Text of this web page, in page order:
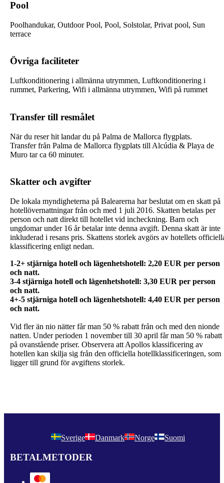
Pool
Poolhandukar, Outdoor Pool, Pool, Solstolar, Privat pool, Sun
terrace
Övriga faciliteter
Luftkonditionering i allmänna utrymmen, Luftkonditionering i
rummet, Parkering, Wifi i allmänna utrymmen, Wifi på rummet
Transfer till resmålet
När du reser hit landar du på Palma de Mallorca flygplats.
Transfer från Palma de Mallorca flygplats till Alcúdia & Playa de
Muro tar ca 60 minuter.
Skatter och avgifter
De lokala myndigheterna på Balearerna har beslutat om en skatt på
hotellövernattningar från och med 1 juli 2016. Skatten betalas per
person och natt direkt till hotellet vid incheckning. Barn och
ungdomar under 16 år betalar inte denna avgift. Denna skatt är inte
inkluderad i resans pris. Skattens storlek avgörs av hotellets
klassificering enligt nedan.
1-2+ stjärniga hotell och lägenhetshotell: 2,20 EUR per person
och natt.
3-4 stjärniga hotell och lägenhetshotell: 3,30 EUR per person
och natt.
4+-5 stjärniga hotell och lägenhetshotell: 4,40 EUR per person
Vid fler än nio nätter får man 50 % rabatt från och med den nionde
natten. Under perioden 1 november till 30 april får man 50 % rabatt
på ovanstående priser. Observera att Apollos klassificering av
hotellen kan skilja sig från den officiella hotellklassificeringen, som
ligger till grund för avgiftens storlek.
Sverige Danmark Norge Suomi
BETALMETODER